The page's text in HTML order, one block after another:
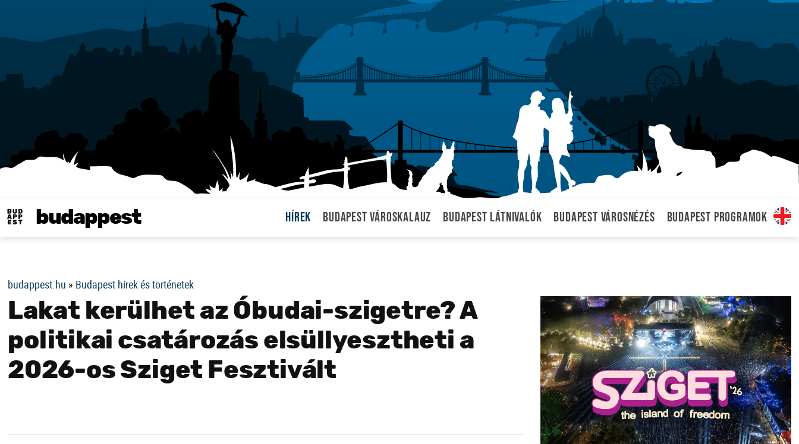
budappest Hírek Budapest városkalauz Budapest látnivalók Budapest városnézés Budapest programok
budappest.hu » Budapest hírek és történetek
Lakat kerülhet az Óbudai-szigetre? A
politikai csatározás elsüllyesztheti a
2026-os Sziget Fesztivált